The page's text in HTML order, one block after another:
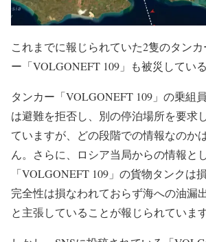
これまでに報じられていた2隻のタン
ー「VOLGONEFT 109」も被災している
タンカー「VOLGONEFT 109」の乗組
は避難を拒否し、別の停泊場所を要求
ていますが、どの段階での情報なのか
ん。さらに、ロシア当局からの情報とし
「VOLGONEFT 109」の貨物タンクは
完全性は損なわれておらず海への油漏
と主張していることが報じられています